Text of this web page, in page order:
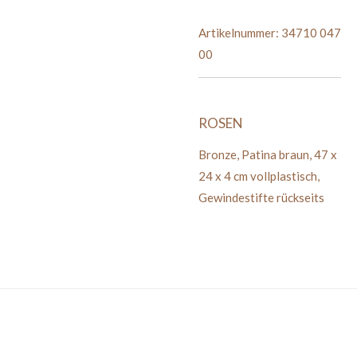
Artikelnummer: 34710 047
00
ROSEN
Bronze, Patina braun,47 x
24 x 4 cm vollplastisch,
Gewindestifte rückseits